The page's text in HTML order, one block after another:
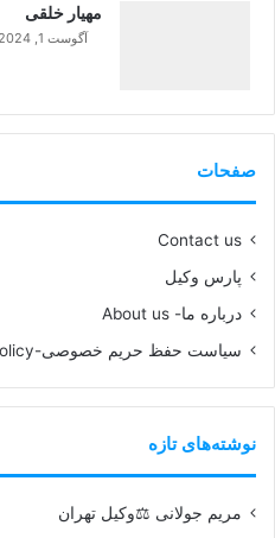
مهیار خلقی
آگوست 1, 2024
صفحات
Contact us
پارس وکیل
درباره ما- About us
سیاست حفظ حریم خصوصی-privacy policy
نوشته‌های تازه
مریم جولانی ⚖️وکیل تهران